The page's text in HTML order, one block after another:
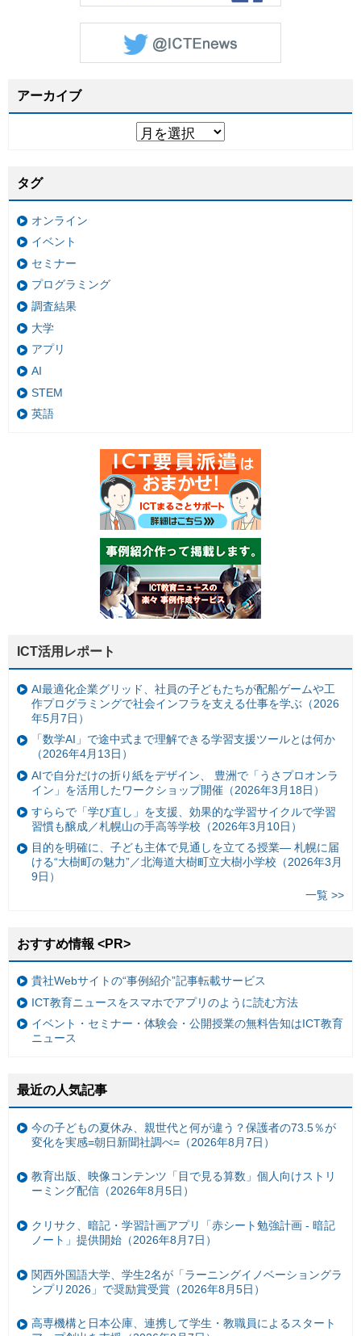
アーカイブ
タグ
オンライン
イベント
セミナー
プログラミング
調査結果
大学
アプリ
AI
STEM
英語
ICT活用レポート
AI最適化企業グリッド、社員の子どもたちが配船ゲームや工
作プログラミングで社会インフラを支える仕事を学ぶ（2026
年5月7日）
「数学AI」で途中式まで理解できる学習支援ツールとは何か
（2026年4月13日）
AIで自分だけの折り紙をデザイン、 豊洲で「うさプロオンラ
イン」を活用したワークショップ開催（2026年3月18日）
すららで「学び直し」を支援、効果的な学習サイクルで学習
習慣も醸成／札幌山の手高等学校（2026年3月10日）
目的を明確に、子ども主体で見通しを立てる授業— 札幌に届
ける“大樹町の魅力”／北海道大樹町立大樹小学校（2026年3月
9日）
一覧 >>
おすすめ情報 <PR>
貴社Webサイトの“事例紹介”記事転載サービス
ICT教育ニュースをスマホでアプリのように読む方法
イベント・セミナー・体験会・公開授業の無料告知はICT教育
ニュース
最近の人気記事
今の子どもの夏休み、親世代と何が違う？保護者の73.5％が
変化を実感=朝日新聞社調べ=（2026年8月7日）
教育出版、映像コンテンツ「目で見る算数」個人向けストリ
ーミング配信（2026年8月5日）
クリサク、暗記・学習計画アプリ「赤シート勉強計画 - 暗記
ノート」提供開始（2026年8月7日）
関西外国語大学、学生2名が「ラーニングイノベーショングラ
ンプリ2026」で奨励賞受賞（2026年8月5日）
高専機構と日本公庫、連携して学生・教職員によるスタート